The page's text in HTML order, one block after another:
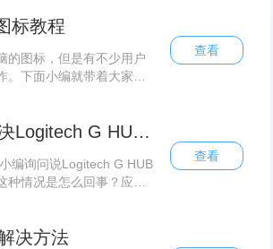
标教程
的图标，但是有不少用户
。下面小编就带着大家一
查看
Logitech G HUB一直加载怎么办？解决Logitech G HUB一直在加载问题的方法
编询问说Logitech G HUB
种情况是怎么回事？应该
查看
决方法